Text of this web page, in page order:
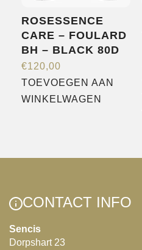
ROSESSENCE
CARE – FOULARD
BH – BLACK 80D
€120,00
TOEVOEGEN AAN
WINKELWAGEN
CONTACT INFO
Sencis
Dorpshart 23